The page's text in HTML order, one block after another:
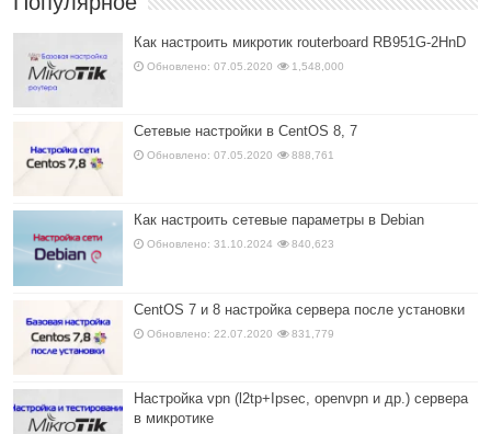
Как настроить микротик routerboard RB951G-2HnD
Обновлено: 07.05.2020 1,548,000
Сетевые настройки в CentOS 8, 7
Обновлено: 07.05.2020 888,761
Как настроить сетевые параметры в Debian
Обновлено: 31.10.2024 840,623
CentOS 7 и 8 настройка сервера после установки
Обновлено: 22.07.2020 831,779
Настройка vpn (l2tp+Ipsec, openvpn и др.) сервера
в микротике